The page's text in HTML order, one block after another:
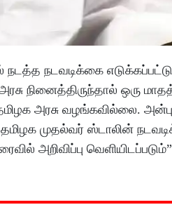
நடத்த நடவடிக்கை
நினைத்திருந்தால் ஒரு
அரசு வழங்கவில்லை.
முதல்வர் ஸ்டாலின்
அறிவிப்பு